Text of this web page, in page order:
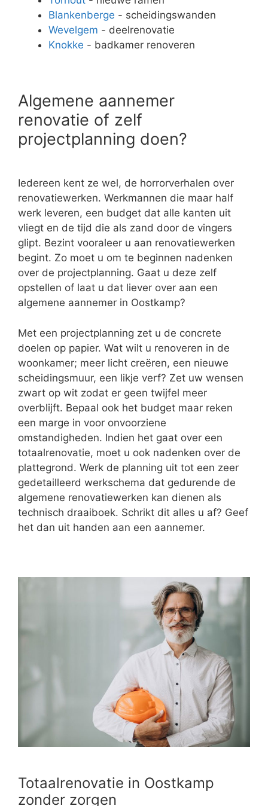
Blankenberge - scheidingswanden
Wevelgem - deelrenovatie
Knokke - badkamer renoveren
Algemene aannemer
renovatie of zelf
projectplanning doen?
Iedereen kent ze wel, de horrorverhalen over
renovatiewerken. Werkmannen die maar half
werk leveren, een budget dat alle kanten uit
vliegt en de tijd die als zand door de vingers
glipt. Bezint vooraleer u aan renovatiewerken
begint. Zo moet u om te beginnen nadenken
over de projectplanning. Gaat u deze zelf
opstellen of laat u dat liever over aan een
algemene aannemer in Oostkamp?
Met een projectplanning zet u de concrete
doelen op papier. Wat wilt u renoveren in de
woonkamer; meer licht creëren, een nieuwe
scheidingsmuur, een likje verf? Zet uw wensen
zwart op wit zodat er geen twijfel meer
overblijft. Bepaal ook het budget maar reken
een marge in voor onvoorziene
omstandigheden. Indien het gaat over een
totaalrenovatie, moet u ook nadenken over de
plattegrond. Werk de planning uit tot een zeer
gedetailleerd werkschema dat gedurende de
algemene renovatiewerken kan dienen als
technisch draaiboek. Schrikt dit alles u af? Geef
het dan uit handen aan een aannemer.
Totaalrenovatie in Oostkamp
zonder zorgen